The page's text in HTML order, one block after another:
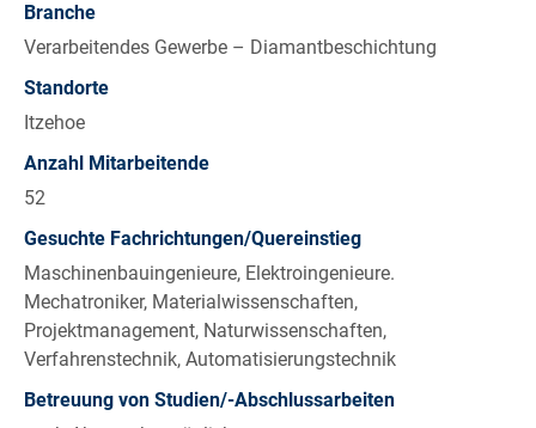
Branche
Verarbeitendes Gewerbe – Diamantbeschichtung
Standorte
Itzehoe
Anzahl Mitarbeitende
52
Gesuchte Fachrichtungen/Quereinstieg
Maschinenbauingenieure, Elektroingenieure.
Mechatroniker, Materialwissenschaften,
Projektmanagement, Naturwissenschaften,
Verfahrenstechnik, Automatisierungstechnik
Betreuung von Studien/-Abschlussarbeiten